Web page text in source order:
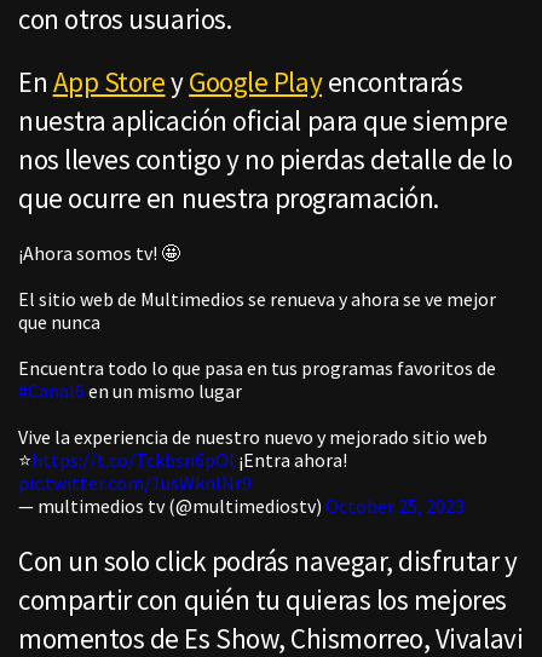
con otros usuarios.
En App StoreyGoogle Playencontrarás
nuestra aplicación oficial para que siempre
nos lleves contigo y no pierdas detalle de lo
que ocurre en nuestra programación.
¡Ahora somos tv! 🤩
El sitio web de Multimedios se renueva y ahora se ve mejor
que nunca
Encuentra todo lo que pasa en tus programas favoritos de
#Canal6 en un mismo lugar
Vive la experiencia de nuestro nuevo y mejorado sitio web
⭐https://t.co/Tckbsn6pOl ¡Entra ahora!
pic.twitter.com/1usWknlNr9
— multimedios tv (@multimediostv) October 25, 2023
Con un solo click podrás navegar, disfrutar y
compartir con quién tu quieras los mejores
momentos de Es Show, Chismorreo, Vivalavi